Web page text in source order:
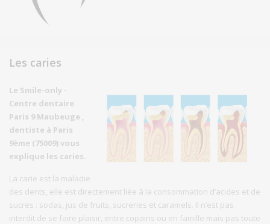
Les caries
Le Smile-only -
Centre dentaire
Paris 9 Maubeuge ,
dentiste à Paris
9ème (75009) vous
explique les caries.
La carie est la maladie
des dents, elle est directement liée à la consommation d’acides et de
sucres : sodas, jus de fruits, sucreries et caramels. Il n’est pas
interdit de se faire plaisir, entre copains ou en famille mais pas toute